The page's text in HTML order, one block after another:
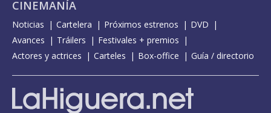
CINEMANÍA
Noticias Cartelera Próximos estrenos
DVD
Avances
Tráilers
Festivales + premios
Actores y actrices
Carteles Box-office Guía / directorio